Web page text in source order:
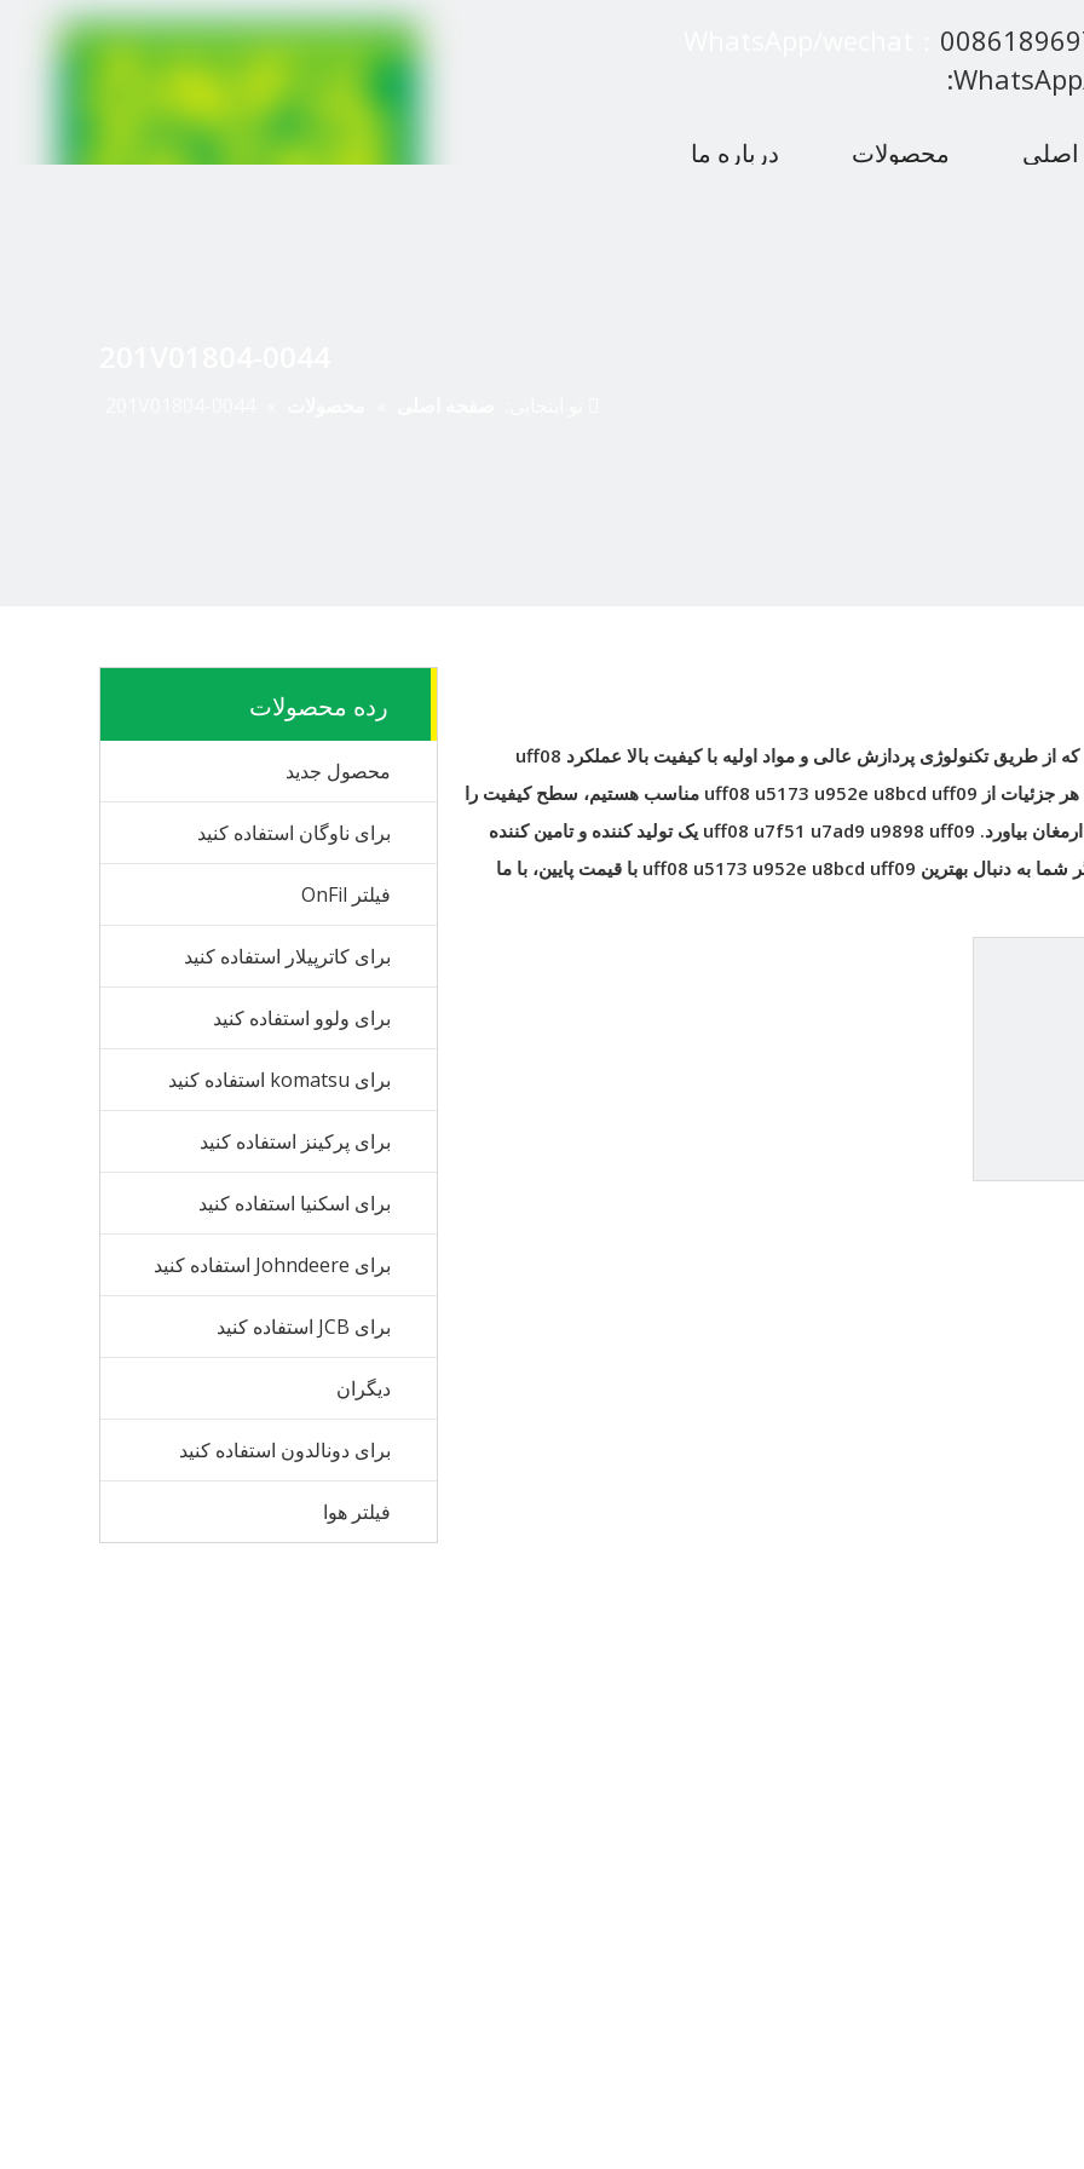
محصولات
درباره ما
رده محصولات
محصول جدید
برای ناوگان استفاده کنید
فیلتر OnFil
برای کاترپیلار استفاده کنید
برای ولوو استفاده کنید
برای komatsu استفاده کنید
برای پرکینز استفاده کنید
برای اسکنیا استفاده کنید
برای Johndeere استفاده کنید
برای JCB استفاده کنید
دیگران
برای دونالدون استفاده کنید
فیلتر هوا
طریق تکنولوژی پردازش عالی و مواد اولیه با کیفیت بالا عملکرد uff08
هر جزئیات از uff08 u5173 u952e u8bcd uff09 مناسب هستیم، سطح کیفیت را
بیاورد. uff08 u7f51 u7ad9 u9898 uff09 یک تولید کننده و تامین کننده
شما به دنبال بهترین uff08 u5173 u952e u8bcd uff09 با قیمت پایین، با ما